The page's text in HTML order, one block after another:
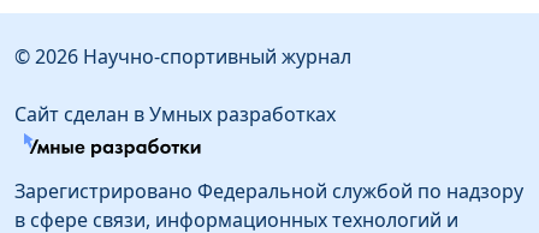
© 2026 Научно-спортивный журнал
Сайт сделан в Умных разработках
Зарегистрировано Федеральной службой по надзору
в сфере связи, информационных технологий и